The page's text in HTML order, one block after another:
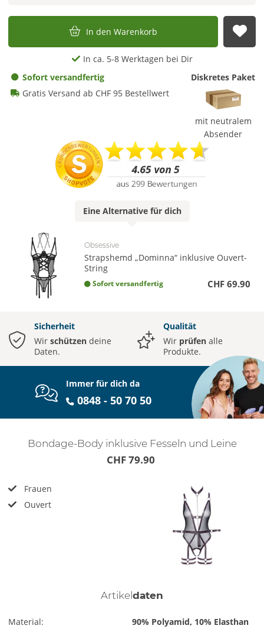
In den Warenkorb
In ca. 5-8 Werktagen bei Dir
Sofort versandfertig
Gratis Versand ab CHF 95 Bestellwert
Diskretes Paket
mit neutralem
Absender
Eine Alternativefür dich
Obsessive
Strapshemd „Dominna“ inklusive Ouvert-
String
Sofort versandfertig CHF 69.90
Sicherheit
Wir schützen deine
Daten.
Qualität
Wir prüfen alle
Produkte.
Immer für dich da
0848 - 50 70 50
Bondage-Body inklusive Fesseln und Leine
CHF 79.90
Frauen
Ouvert
Artikel daten
Material: 90% Polyamid, 10% Elasthan